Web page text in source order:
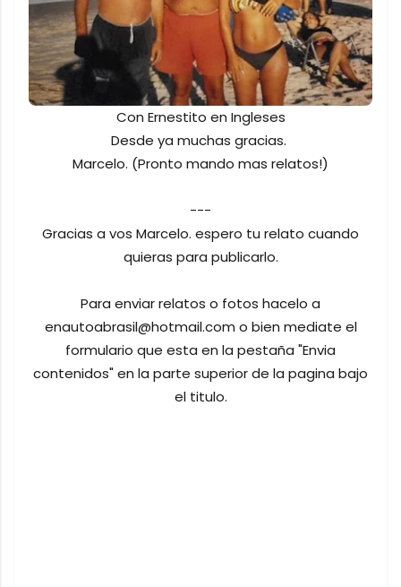
Con Ernestito en Ingleses
Desde ya muchas gracias.
Marcelo. (Pronto mando mas relatos!)
---
Gracias a vos Marcelo. espero tu relato cuando
quieras para publicarlo.
Para enviar relatos o fotos hacelo a
enautoabrasil@hotmail.com o bien mediate el
formulario que esta en la pestaña "Envia
contenidos" en la parte superior de la pagina bajo
el titulo.